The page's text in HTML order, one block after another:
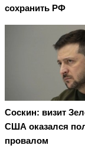
сохранить РФ
Соскин: визит
США оказался
провалом